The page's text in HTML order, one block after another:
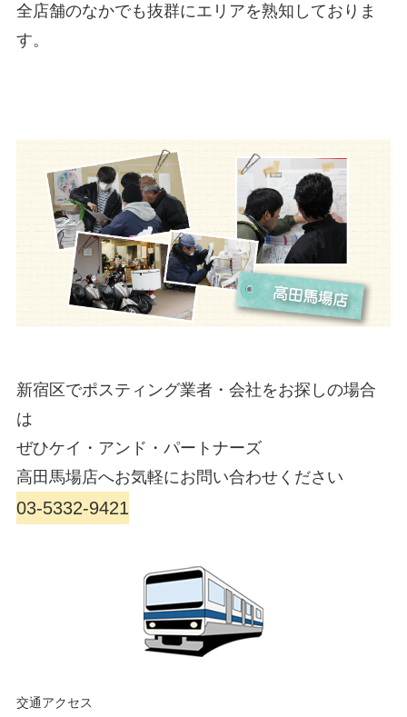
全店舗のなかでも抜群にエリアを熟知しておりま
す。
新宿区でポスティング業者・会社をお探しの場合
は
ぜひケイ・アンド・パートナーズ
高田馬場店へお気軽にお問い合わせください
03-5332-9421
交通アクセス